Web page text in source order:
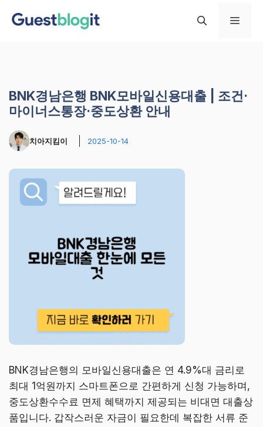
메
BNK경남은행 BNK모바일신용대출 | 조건·
마이너스통장·중도상환 안내
치아지킴이 2025-10-14
BNK경남은행의 모바일신용대출은 연 4.9%대 금리로
최대 1억원까지 스마트폰으로 간편하게 신청 가능하며,
중도상환수수료 면제 혜택까지 제공되는 비대면 대출상
품입니다. 갑작스러운 자금이 필요한데 복잡한 서류 준